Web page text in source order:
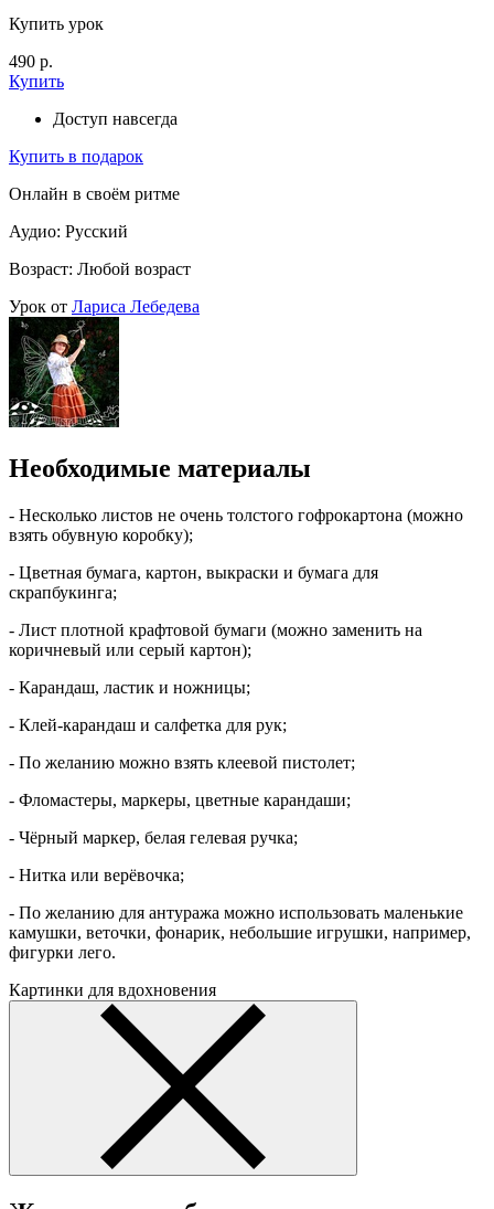
Купить урок
490 р.
Купить
Доступ навсегда
Купить в подарок
Онлайн в своём ритме
Аудио: Русский
Возраст: Любой возраст
Урок от Лариса Лебедева
Необходимые материалы
- Несколько листов не очень толстого гофрокартона (можно
взять обувную коробку);
- Цветная бумага, картон, выкраски и бумага для
скрапбукинга;
- Лист плотной крафтовой бумаги (можно заменить на
коричневый или серый картон);
- Карандаш, ластик и ножницы;
- Клей-карандаш и салфетка для рук;
- По желанию можно взять клеевой пистолет;
- Фломастеры, маркеры, цветные карандаши;
- Чёрный маркер, белая гелевая ручка;
- Нитка или верёвочка;
- По желанию для антуража можно использовать маленькие
камушки, веточки, фонарик, небольшие игрушки, например,
фигурки лего.
Картинки для вдохновения